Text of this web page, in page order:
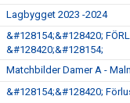
Lagbygget 2023 -2024
&#128154;&#128420;
&#128420;&#128154;
Matchbilder Damer A -
&#128154;&#128420;